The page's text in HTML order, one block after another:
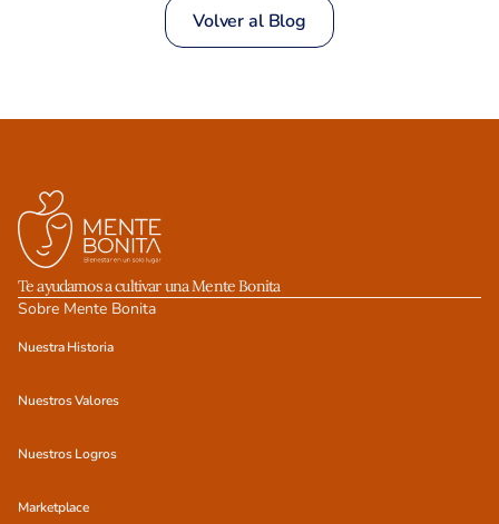
Volver al Blog
Te ayudamos a cultivar una Mente Bonita
Sobre Mente Bonita
Nuestra Historia
Nuestros Valores
Nuestros Logros
Marketplace